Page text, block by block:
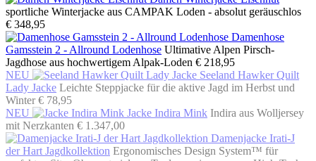
sportliche Winterjacke aus CAMPAK Loden - absolut geräuschlos
€ 348,95
Damenhose
Gamsstein 2 - Allround Lodenhose Ultimative Alpen Pirsch-
Jagdhose aus hochwertigem Alpak-Loden € 218,95
NEU
Seeland Hawker Quilt
Lady Jacke Leichte Steppjacke für die aktive Jagd im Herbst und
Winter € 78,95
NEU
Jacke Indira Mink Indira aus Wolljersey
mit Nerzkanten € 1.347,00
Damenjacke Irati-J
der Hart Jagdkollektion Ergonomisches Design System™ für